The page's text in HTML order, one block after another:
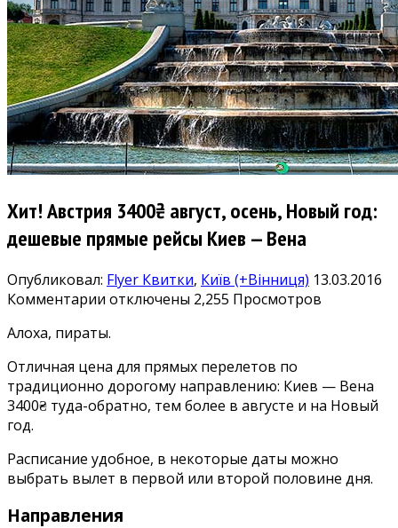
Хит! Австрия 3400₴ август, осень, Новый год:
дешевые прямые рейсы Киев — Вена
Опубликовал: Flyer Квитки, Київ (+Вінниця) 13.03.2016
Комментарии к
Хит!
3400₴
август,
осень,
год:
дешевые
прямые
рейсы
отключены 2,255 Просмотров
Алоха, пираты.
Отличная цена для прямых перелетов по
традиционно дорогому направлению: Киев — Вена
3400₴ туда-обратно, тем более в августе и на Новый
год.
Расписание удобное, в некоторые даты можно
выбрать вылет в первой или второй половине дня.
Направления